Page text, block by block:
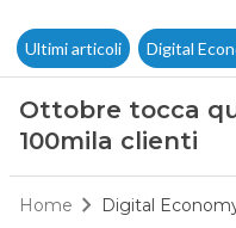
Ultimi articoli Digital
Ottobre tocca
100mila clienti
Home Digital